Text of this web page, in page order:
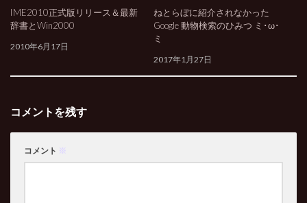
IME2010正式版リリース＆最新
辞書とWin2000
2010年6月17日
ねとらぼに紹介されなかった
Google 動物検索のひみつ ミ･ω･
ミ
2017年1月27日
コメントを残す
コメント ※